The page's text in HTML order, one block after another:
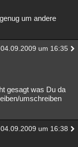
um andere
04.09.2009 um 16:35
gesagt was Du da
umschreiben
04.09.2009 um 16:38